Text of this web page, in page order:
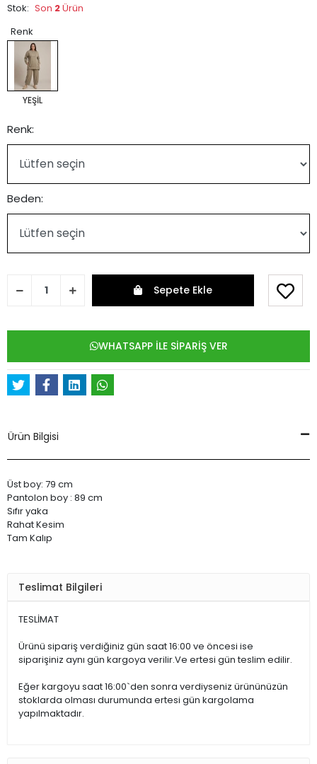
Stok: Son 2Ürün
Renk
YEŞİL
Renk:
Beden:
Sepete Ekle
WHATSAPP İLE SİPARİŞ VER
Ürün Bilgisi
Üst boy: 79 cm
Pantolon boy : 89 cm
Sıfır yaka
Rahat Kesim
Tam Kalıp
Teslimat Bilgileri
TESLİMAT
Ürünü sipariş verdiğiniz gün saat 16:00 ve öncesi ise
siparişiniz aynı gün kargoya verilir.Ve ertesi gün teslim edilir.
Eğer kargoyu saat 16:00`den sonra verdiyseniz ürününüzün
stoklarda olması durumunda ertesi gün kargolama
yapılmaktadır.